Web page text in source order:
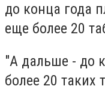
до конца года
еще более 20
"А дальше - до
более 20 таких